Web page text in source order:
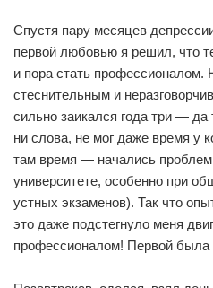
Спустя пару месяцев
первой любовью я решил, что
и пора стать профессионалом.
стеснительным и
сильно заикался года три — да
ни слова, не мог даже время у
там время — начались
университете, особенно при
устных экзаменов). Так что
это даже подстегнуло меня
профессионалом! Первой